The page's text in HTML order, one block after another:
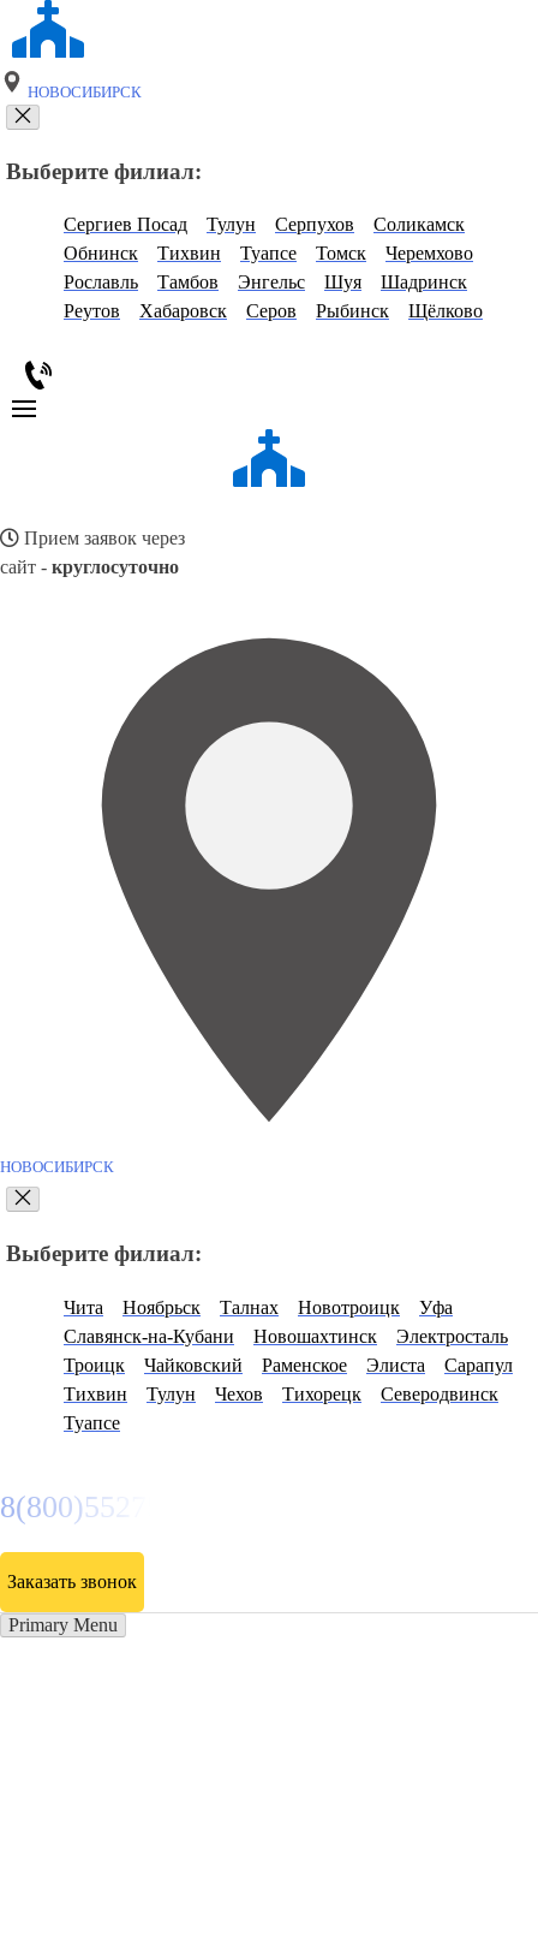
НОВОСИБИРСК
Выберите филиал:
Сергиев Посад Тулун Серпухов
Соликамск
Обнинск
Тихвин Туапсе Томск
Черемхово
Рославль
Тамбов Энгельс Шуя
Шадринск
Реутов
Хабаровск Серов Рыбинск Щёлково
Прием заявок через
сайт - круглосуточно
НОВОСИБИРСК
Выберите филиал:
Чита Ноябрьск Талнах Новотроицк
Уфа
Славянск-на-Кубани
Новошахтинск
Электросталь
Троицк
Чайковский Раменское Элиста
Сарапул
Тихвин
Тулун Чехов Тихорецк
Северодвинск
Туапсе
8(800)5527584
Заказать звонок
Primary Menu